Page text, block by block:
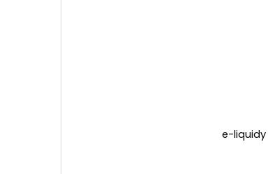
e-liquidy